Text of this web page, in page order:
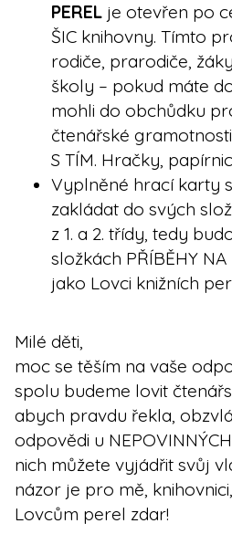
PEREL je otevřen po
ŠIC knihovny. Tímto
rodiče, prarodiče,
školy – pokud máte
mohli do obchůdku
čtenářské
S TÍM. Hračky,
Vyplněné hrací karty
zakládat do svých
z 1. a 2. třídy, tedy
složkách PŘÍBĚHY
jako Lovci knižních
Milé děti,
moc se těším na vaše
spolu budeme lovit
abych pravdu řekla,
odpovědi u
nich můžete vyjádřit svůj
názor je pro mě,
Lovcům perel zdar!